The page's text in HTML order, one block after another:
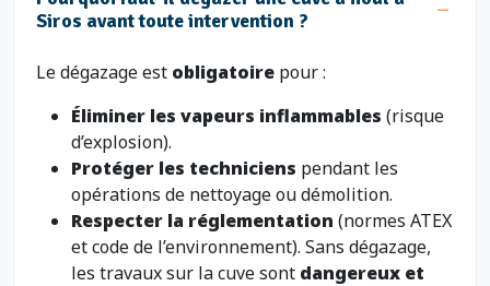
Siros avant toute intervention ?
Le dégazage est obligatoire pour :
Éliminer les vapeurs inflammables (risque
d’explosion).
Protéger les techniciens pendant les
opérations de nettoyage ou démolition.
Respecter la réglementation (normes ATEX
et code de l’environnement). Sans dégazage,
les travaux sur la cuve sont dangereux et